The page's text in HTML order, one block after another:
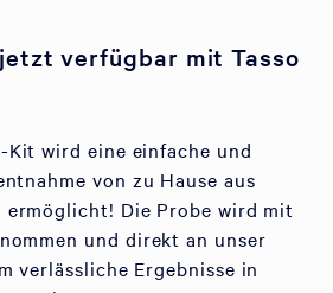
verfügbar mit Tasso
Kit wird eine einfache und
von zu Hause aus
ermöglicht! Die Probe wird mit
und direkt an unser
verlässliche Ergebnisse in